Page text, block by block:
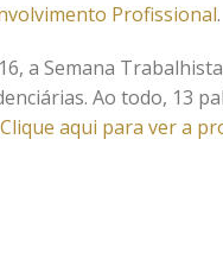
Profissional.
a Semana
Ao todo, 13
Clique aqui para ver a